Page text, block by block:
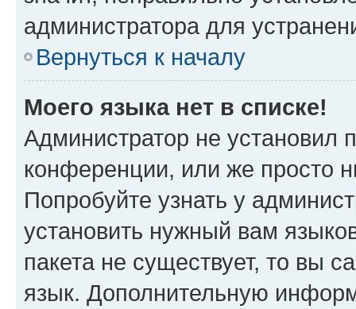
администратора для
Вернуться к началу
Моего языка нет в списке!
Администратор не установил
конференции, или же просто
Попробуйте узнать у
установить нужный вам
пакета не существует, то вы
язык. Дополнительную